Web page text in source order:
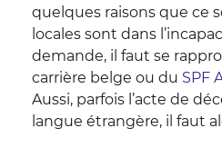
quelques raisons que ce
locales sont dans
demande, il faut se
carrière belge ou du SPF
Aussi, parfois l’acte de
langue étrangère, il faut